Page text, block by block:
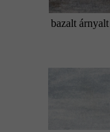
bazalt árnyalt